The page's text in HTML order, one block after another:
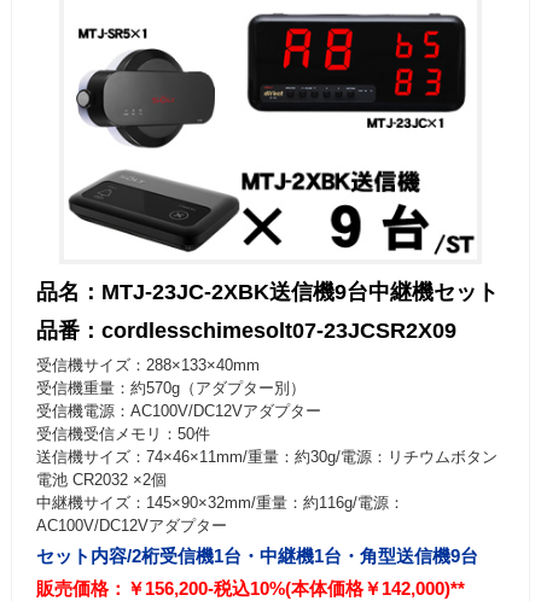
品名：MTJ-23JC-2XBK送信機9台中継機セット
品番：cordlesschimesolt07-23JCSR2X09
受信機サイズ：288×133×40mm
受信機重量：約570g（アダプター別）
受信機電源：AC100V/DC12Vアダプター
受信機受信メモリ：50件
送信機サイズ：74×46×11mm/重量：約30g/電源：リチウムボタン
電池 CR2032 ×2個
中継機サイズ：145×90×32mm/重量：約116g/電源：
AC100V/DC12Vアダプター
セット内容/2桁受信機1台・中継機1台・角型送信機9台
販売価格：￥156,200-税込10%(本体価格￥142,000)**